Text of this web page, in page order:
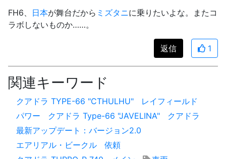
FH6、 日本が舞台だから ミズタニに乗りたいよな。またコ
ラボしないものか……。
返信 1
関連キーワード
クアドラ TYPE-66 "CTHULHU"
レイフィールド
パワー
クアドラ Type-66 "JAVELINA"
クアドラ
最新アップデート：バージョン2.0
エアリアル・ビークル
依頼